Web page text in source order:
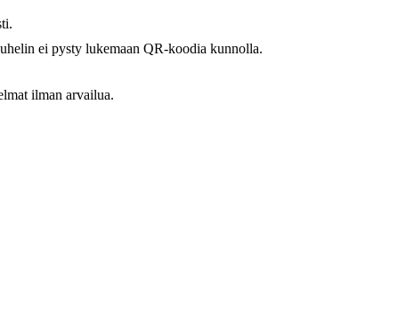
ei pysty lukemaan QR-koodia kunnolla.
ilman arvailua.